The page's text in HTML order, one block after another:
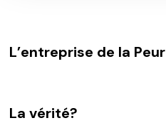
L’entreprise de la Peur
La vérité?